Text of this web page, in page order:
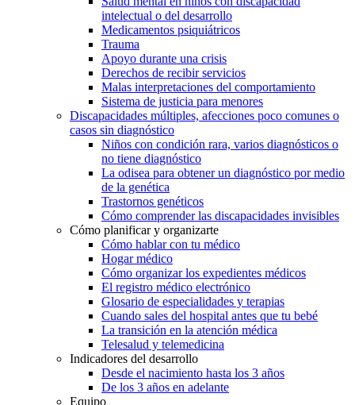
intelectual o del desarrollo
Medicamentos psiquiátricos
Trauma
Apoyo durante una crisis
Derechos de recibir servicios
Malas interpretaciones del comportamiento
Sistema de justicia para menores
Discapacidades múltiples, afecciones poco comunes o
casos sin diagnóstico
Niños con condición rara, varios diagnósticos o
no tiene diagnóstico
La odisea para obtener un diagnóstico por medio
de la genética
Trastornos genéticos
Cómo comprender las discapacidades invisibles
Cómo planificar y organizarte
Cómo hablar con tu médico
Hogar médico
Cómo organizar los expedientes médicos
El registro médico electrónico
Glosario de especialidades y terapias
Cuando sales del hospital antes que tu bebé
La transición en la atención médica
Telesalud y telemedicina
Indicadores del desarrollo
Desde el nacimiento hasta los 3 años
De los 3 años en adelante
Equipo